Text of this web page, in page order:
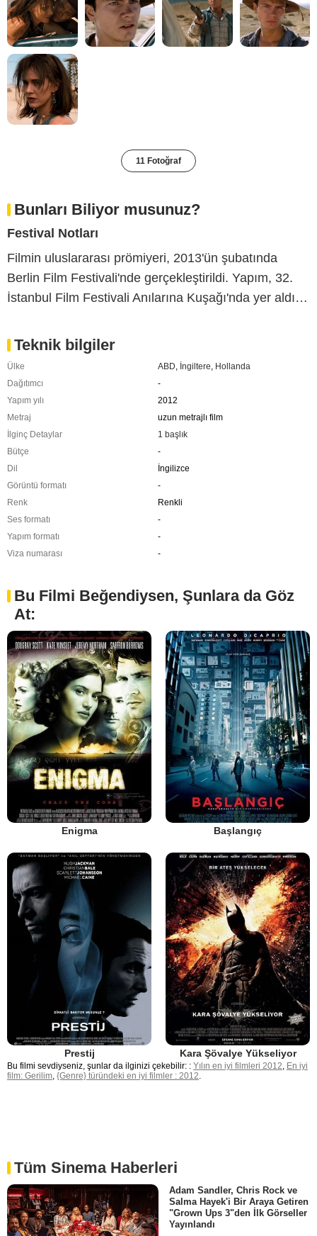
11 Fotoğraf
Bunları Biliyor musunuz?
Festival Notları
Filmin uluslararası prömiyeri, 2013'ün şubatında
Berlin Film Festivali'nde gerçekleştirildi. Yapım, 32.
İstanbul Film Festivali Anılarına Kuşağı'nda yer aldı…
Teknik bilgiler
Ülke ABD İngiltere Hollanda
Dağıtımcı
-
Yapım yılı
2012
Metraj
uzun metrajlı film
İlginç Detaylar
1 başlık
Bütçe
-
Dil
İngilizce
Görüntü formatı
-
Renk
Renkli
Ses formatı
-
Yapım formatı
-
Viza numarası
-
Bu Filmi Beğendiysen, Şunlara da Göz
At:
Enigma Başlangıç
Prestij Kara Şövalye Yükseliyor
Bu filmi sevdiyseniz, şunlar da ilginizi çekebilir: : Yılın en iyi filmleri 2012, En iyi
film: Gerilim, {Genre} türündeki en iyi filmler : 2012.
Tüm Sinema Haberleri
Adam Sandler, Chris Rock ve
Salma Hayek'i Bir Araya Getiren
"Grown Ups 3"den İlk Görseller
Yayınlandı